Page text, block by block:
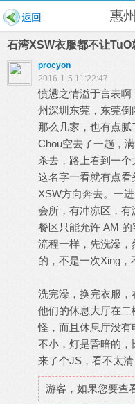
惠
石湾XSW衣服都不让
procyon
2016-1-5 11:22:47
愤懑之情溢于言表
州深圳东莞，东莞
那么几家，也有点腻
Chou空去了一趟，
杀去，路上看到一个
这名字一看就有点
XSW方向奔去。一
会所，有冲凉区，
餐区只能允许 AM 的
流程一样，先洗澡
的，不是一次Xing，
洗完澡，换完衣服，
他们的休息大厅在
怪，而且休息厅没
不小，灯是昏暗的，
来了个JS，看不太
游客，如果您要查